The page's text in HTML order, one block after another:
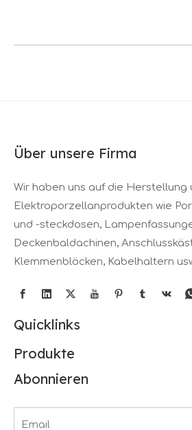
Über unsere Firma
Wir haben uns auf die Herstellung
Elektroporzellanprodukten wie
und -steckdosen,
Deckenbaldachinen,
Klemmenblöcken, Kabelhaltern
Quicklinks
Produkte
Abonnieren